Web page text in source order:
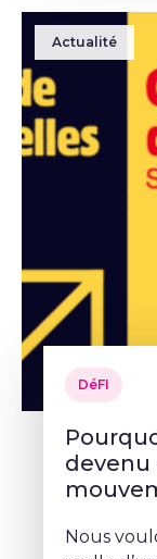
Actualité
DéFI
devenu
Nous